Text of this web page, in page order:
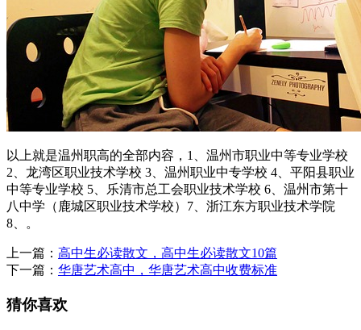
以上就是温州职高的全部内容，1、温州市职业中等专业学校
2、龙湾区职业技术学校 3、温州职业中专学校 4、平阳县职业
中等专业学校 5、乐清市总工会职业技术学校 6、温州市第十
八中学（鹿城区职业技术学校）7、浙江东方职业技术学院
8、。
上一篇： 高中生必读散文，高中生必读散文10篇
下一篇： 华唐艺术高中，华唐艺术高中收费标准
猜你喜欢